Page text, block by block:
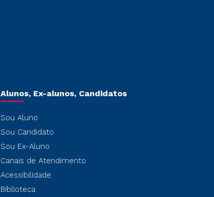
Alunos, Ex-alunos, Candidatos
Sou Aluno
Sou Candidato
Sou Ex-Aluno
Canais de Atendimento
Acessibilidade
Biblioteca